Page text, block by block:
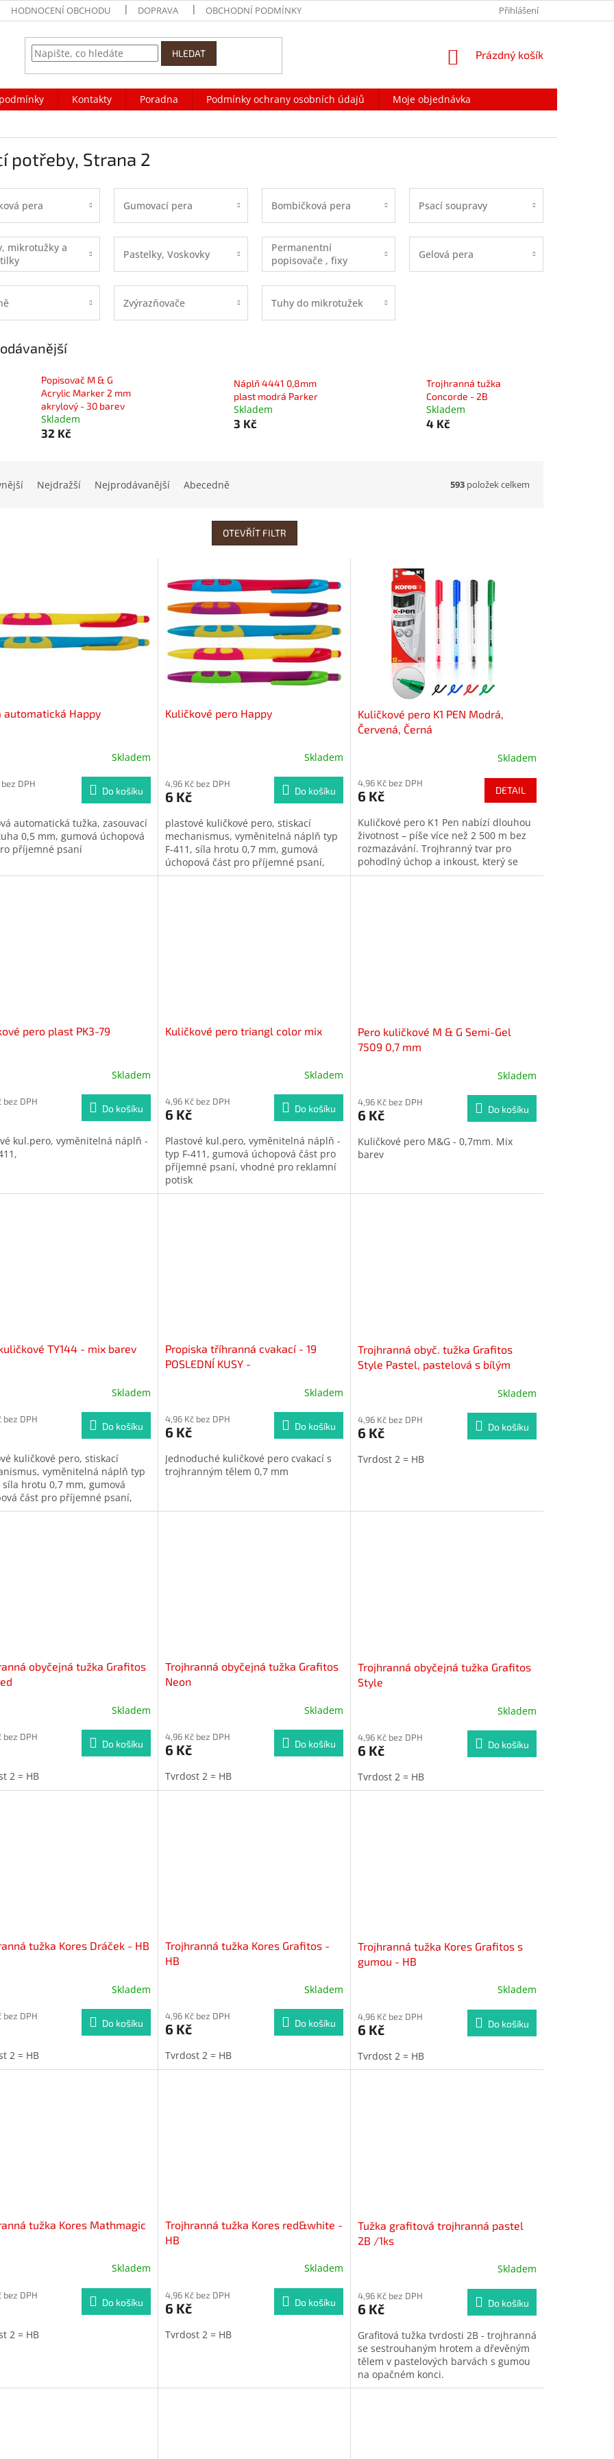
HODNOCENÍ OBCHODU DOPRAVA OBCHODNÍ PODMÍNKY NAPIŠTE NÁM
Přihlášení
HLEDAT
NÁKUPNÍ
Prázdný košík
Kontakty Poradna Podmínky ochrany osobních údajů
Moje objednávka
potřeby, Strana 2
pera Gumovací pera Bombičková pera Psací soupravy
mikrotužky a
Pastelky, Voskovky
Permanentní
popisovače , fixy
Gelová pera
Zvýrazňovače Tuhy do mikrotužek
Popisovač M & G
Acrylic Marker 2 mm
akrylový - 30 barev
Skladem
32 Kč
Náplň 4441 0,8mm
plast modrá Parker
Skladem
3 Kč
Trojhranná tužka
Concorde - 2B
Skladem
4 Kč
Nejdražší Nejprodávanější Abecedně 593 položek celkem
OTEVŘÍT FILTR
automatická Happy
Skladem
bez DPH
Do košíku
automatická tužka, zasouvací
0,5 mm, gumová úchopová
příjemné psaní
Kuličkové pero Happy
produktu
je
z
5
hvězdiček.
Skladem
4,96 Kč bez DPH
6 Kč Do košíku
plastové kuličkové pero, stiskací
mechanismus, vyměnitelná náplň typ
F-411, síla hrotu 0,7 mm, gumová
úchopová část pro příjemné psaní,
vhodné pro reklamní potisk
Kuličkové pero K1 PEN Modrá,
Červená, Černá
Skladem
4,96 Kč bez DPH
6 Kč DETAIL
Kuličkové pero K1 Pen nabízí dlouhou
životnost – píše více než 2 500 m bez
rozmazávání. Trojhranný tvar pro
pohodlný úchop a inkoust, který se
nerozmazává. Dostupné ve 10
pero plast PK3-79
Skladem
bez DPH
Do košíku
kul.pero, vyměnitelná náplň -
Kuličkové pero triangl color mix
produktu
je
z
5
hvězdiček.
Skladem
4,96 Kč bez DPH
6 Kč Do košíku
Plastové kul.pero, vyměnitelná náplň -
typ F-411, gumová úchopová část pro
příjemné psaní, vhodné pro reklamní
potisk
Pero kuličkové M & G Semi-Gel
7509 0,7 mm
Skladem
4,96 Kč bez DPH
6 Kč Do košíku
Kuličkové pero M&G - 0,7mm. Mix
barev
TY144 - mix barev
Skladem
bez DPH
Do košíku
kuličkové pero, stiskací
vyměnitelná náplň typ
síla hrotu 0,7 mm, gumová
část pro příjemné psaní,
pro reklamní potisk
Propiska tříhranná cvakací - 19
POSLEDNÍ KUSY -
Skladem
4,96 Kč bez DPH
6 Kč Do košíku
Jednoduché kuličkové pero cvakací s
trojhranným tělem 0,7 mm
Trojhranná obyč. tužka Grafitos
Style Pastel, pastelová s bílým
Skladem
4,96 Kč bez DPH
6 Kč Do košíku
Tvrdost 2 = HB
obyčejná tužka Grafitos
Skladem
bez DPH
Do košíku
2 = HB
Trojhranná obyčejná tužka Grafitos
Neon
Skladem
4,96 Kč bez DPH
6 Kč Do košíku
Tvrdost 2 = HB
Trojhranná obyčejná tužka Grafitos
Style
Skladem
4,96 Kč bez DPH
6 Kč Do košíku
Tvrdost 2 = HB
tužka Kores Dráček - HB
Skladem
bez DPH
Do košíku
2 = HB
Trojhranná tužka Kores Grafitos -
HB
Skladem
4,96 Kč bez DPH
6 Kč Do košíku
Tvrdost 2 = HB
Trojhranná tužka Kores Grafitos s
gumou - HB
Skladem
4,96 Kč bez DPH
6 Kč Do košíku
Tvrdost 2 = HB
tužka Kores Mathmagic
Skladem
bez DPH
Do košíku
2 = HB
Trojhranná tužka Kores red&white -
HB
produktu
je
z
Skladem
4,96 Kč bez DPH
6 Kč Do košíku
Tvrdost 2 = HB
Tužka grafitová trojhranná pastel
2B /1ks
Skladem
4,96 Kč bez DPH
6 Kč Do košíku
Grafitová tužka tvrdosti 2B - trojhranná
se sestrouhaným hrotem a dřevěným
tělem v pastelových barvách s gumou
na opačném konci.